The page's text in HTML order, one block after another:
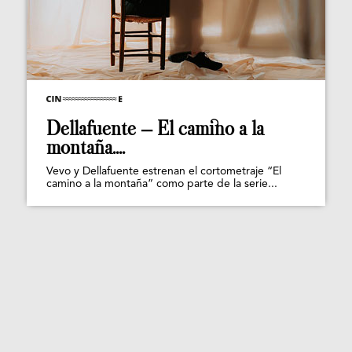
Dellafuente – El camino a la
montaña....
Vevo y Dellafuente estrenan el cortometraje “El
camino a la montaña” como parte de la serie...